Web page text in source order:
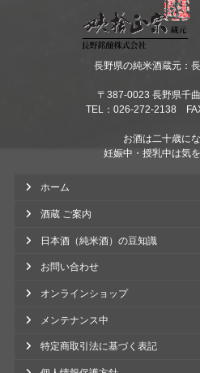
長野県の純米酒蔵元：
〒387-0023 長野県千
TEL：026-272-2138
お酒は二十歳に
妊娠中・授乳中は気
ホーム
酒蔵 ご案内
日本酒（純米酒）の豆知識
お問い合わせ
オンラインショップ
メンテナンス中
特定商取引法に基づく表記